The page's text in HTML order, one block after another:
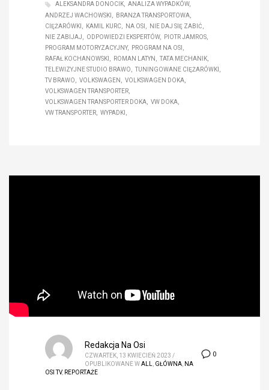
ALEKSANDRA DONOCIK
ANALIZA WYPADKÓW
ANDRZEJ WACHOWSKI
BRANŻA TRANSPORTOWA
CIĘŻARÓWKI
KAMIL KURC NA OSI
NIE DAJ SIĘ ZABIĆ
NIE ZABIJAJ
ODPOWIEDZI EKSPERTÓW
PIOTR JAMROS
PROGRAM MOTORYZACYJNY
PROGRAM NA OSI
RAFAŁ KOCHANOWSKI
ROMAN LATYN
TATA MECHANIK
TELEWIZYJNE STUDIO BRAWO
TUNINGOWANE CIĘŻARÓWKI
TV BRAWO
VOLKSWAGEN
VOLKSWAGEN DOKA
VOLKSWAGEN TRANSPORTER
VOLKSWAGEN TRANSPORTER DOKA
VW DOKA
VW TRANSPORTER
WYPADKI
0
Redakcja Na Osi
CZWARTEK, 13 KWIECIEŃ 2023 /
OPUBLIKOWANE WALL GŁÓWNA NA
OSI TV, REPORTAŻE